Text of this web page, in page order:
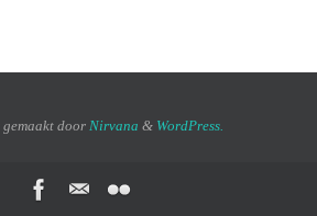
door Nirvana & WordPress.